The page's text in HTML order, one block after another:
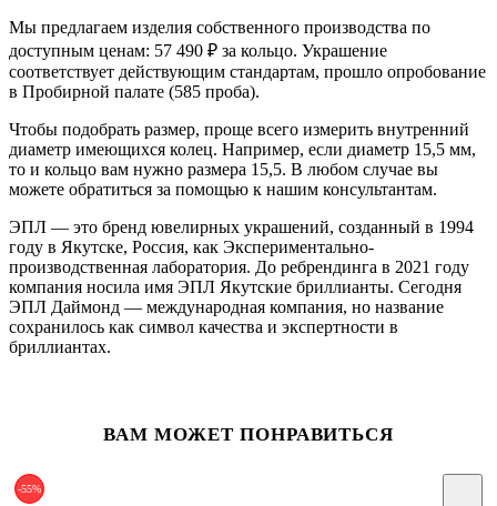
Мы предлагаем изделия собственного производства по
доступным ценам: 57 490 ₽ за кольцо. Украшение
соответствует действующим стандартам, прошло опробование
в Пробирной палате (585 проба).
Чтобы подобрать размер, проще всего измерить внутренний
диаметр имеющихся колец. Например, если диаметр 15,5 мм,
то и кольцо вам нужно размера 15,5. В любом случае вы
можете обратиться за помощью к нашим консультантам.
ЭПЛ — это бренд ювелирных украшений, созданный в 1994
году в Якутске, Россия, как Экспериментально-
производственная лаборатория. До ребрендинга в 2021 году
компания носила имя ЭПЛ Якутские бриллианты. Сегодня
ЭПЛ Даймонд — международная компания, но название
сохранилось как символ качества и экспертности в
бриллиантах.
ВАМ МОЖЕТ ПОНРАВИТЬСЯ
-55%